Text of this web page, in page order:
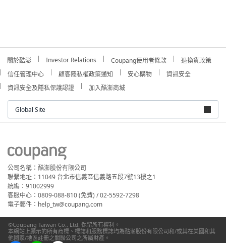
關於酷澎 Investor Relations Coupang使用者條款
退換貨政策
信任管理中心
顧客隱私權政策通知 安心購物
資訊安全
資訊安全及隱私保護認證
加入酷澎商城
Global Site
公司名稱：酷澎股份有限公司
聯繫地址：11049 台北市信義區信義路五段7號13樓之1
統編：91002999
客服中心：0809-088-810 (免費) / 02-5592-7298
電子郵件：help_tw@coupang.com
©Coupang Taiwan Co., Ltd. 保留所有權利。
本網站上顯示的所有商標、標誌和服務標誌均為酷澎股份有限公司和/或其在美國和其
他國家/地區註冊之關聯公司之所屬財產。